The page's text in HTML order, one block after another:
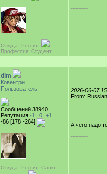
Откуда: Россия,
Профессия: Студент
-----------
dim
Ковентри
Пользователь
Сообщений 38940
Репутация -1 | 0 |+1
-86 [178 -264]
Откуда: Россия, Санкт-
2026-06-07
From:
А чего надо
-----------